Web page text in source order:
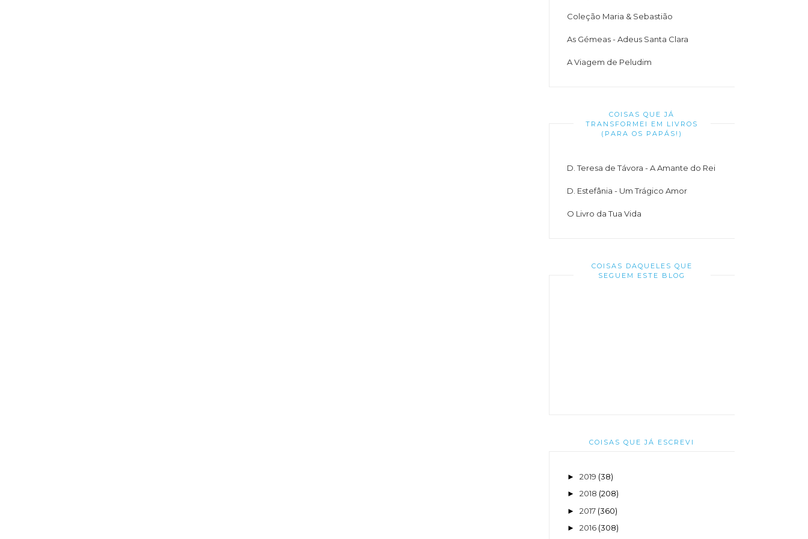
Coleção Maria & Sebastião
As Gémeas - Adeus Santa Clara
A Viagem de Peludim
COISAS QUE JÁ
TRANSFORMEI EM LIVROS
(PARA OS PAPÁS!)
D. Teresa de Távora - A Amante do Rei
D. Estefânia - Um Trágico Amor
O Livro da Tua Vida
COISAS DAQUELES QUE
SEGUEM ESTE BLOG
COISAS QUE JÁ ESCREVI
► 2019 (38)
► 2018 (208)
► 2017 (360)
► 2016 (308)